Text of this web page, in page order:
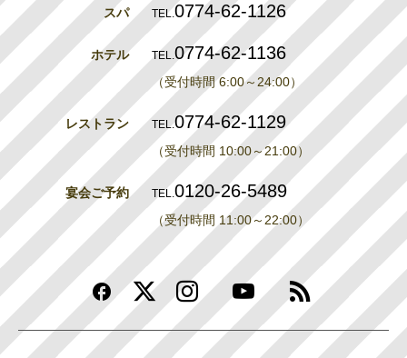
スパ TEL.0774-62-1126
ホテル TEL.0774-62-1136
（受付時間 6:00～24:00）
レストラン TEL.0774-62-1129
（受付時間 10:00～21:00）
宴会ご予約 TEL.0120-26-5489
（受付時間 11:00～22:00）